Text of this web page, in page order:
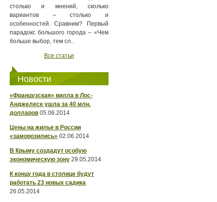
столько и мнений, сколько
вариантов – столько и
особенностей. Сравним? Первый
парадокс большого города – «Чем
больше выбор, тем сл..
Все статьи
Новости
«Французская» вилла в Лос-
Анджелесе ушла за 40 млн.
долларов 05.06.2014
Цены на жилье в России
«заморозились» 02.06.2014
В Крыму создадут особую
экономическую зону 29.05.2014
К концу года в столице будут
работать 23 новых садика
26.05.2014